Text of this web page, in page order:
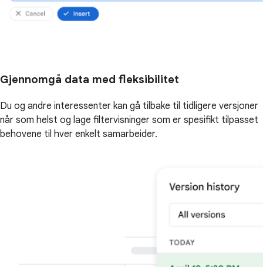
Gjennomgå data med fleksibilitet
Du og andre interessenter kan gå tilbake til tidligere versjoner
når som helst og lage filtervisninger som er spesifikt tilpasset
behovene til hver enkelt samarbeider.